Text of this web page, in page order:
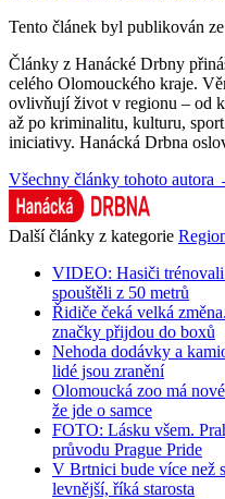
Tento článek byl publikován
Články z Hanácké Drbny
celého Olomouckého kraje.
ovlivňují život v regionu – od
až po kriminalitu, kulturu,
iniciativy. Hanácká Drbna
Všechny články tohoto autora
Další články z kategorie
VIDEO: Hasiči trénovali
spouštěli z 50 metrů
Řidiče čeká velká
značky přijdou do boxů
Nehoda dodávky a
lidé jsou zranění
Olomoucká zoo má
že jde o samce
FOTO: Lásku všem.
průvodu Prague Pride
V Brtnici bude více než
levnější, říká starosta